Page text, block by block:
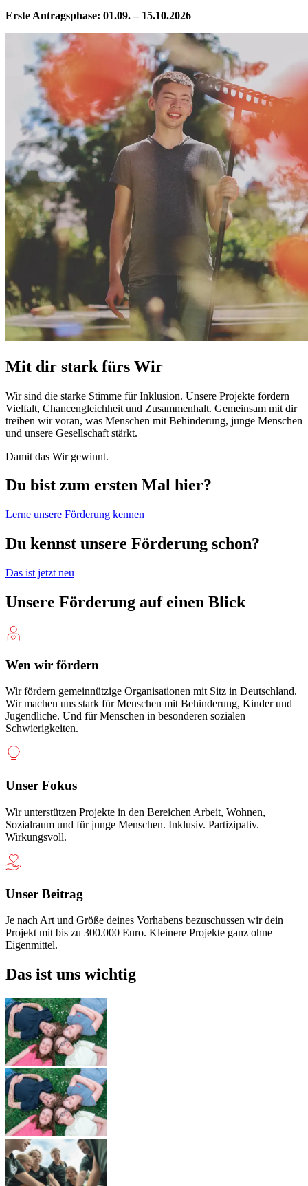
Erste Antragsphase: 01.09. – 15.10.2026
Mit dir stark fürs Wir
Wir sind die starke Stimme für Inklusion. Unsere Projekte fördern
Vielfalt, Chancengleichheit und Zusammenhalt. Gemeinsam mit dir
treiben wir voran, was Menschen mit Behinderung, junge Menschen
und unsere Gesellschaft stärkt.
Damit das Wir gewinnt.
Du bist zum ersten Mal hier?
Lerne unsere Förderung kennen
Du kennst unsere Förderung schon?
Das ist jetzt neu
Unsere Förderung auf einen Blick
Wen wir fördern
Wir fördern gemeinnützige Organisationen mit Sitz in Deutschland.
Wir machen uns stark für Menschen mit Behinderung, Kinder und
Jugendliche. Und für Menschen in besonderen sozialen
Schwierigkeiten.
Unser Fokus
Wir unterstützen Projekte in den Bereichen Arbeit, Wohnen,
Sozialraum und für junge Menschen. Inklusiv. Partizipativ.
Wirkungsvoll.
Unser Beitrag
Je nach Art und Größe deines Vorhabens bezuschussen wir dein
Projekt mit bis zu 300.000 Euro. Kleinere Projekte ganz ohne
Eigenmittel.
Das ist uns wichtig